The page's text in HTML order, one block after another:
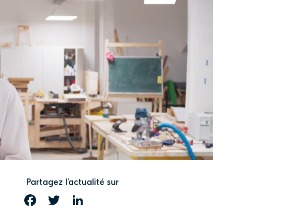
Partagez l’actualité sur
FACEBOOKTWITTER